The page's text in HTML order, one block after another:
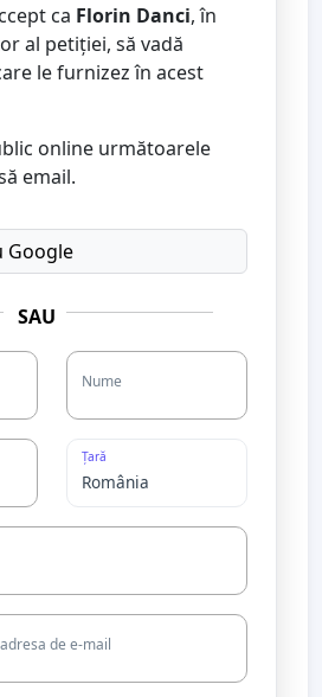
ca Florin Danci, în
al petiției, să vadă
le furnizez în acest
online următoarele
email.
Google
SAU
Nume
Țară
de e-mail